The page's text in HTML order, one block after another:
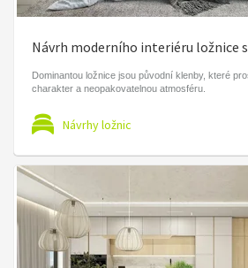
Návrh moderního interiéru ložnice
Dominantou ložnice jsou původní klenby, které
charakter a neopakovatelnou atmosféru.
Návrhy ložnic